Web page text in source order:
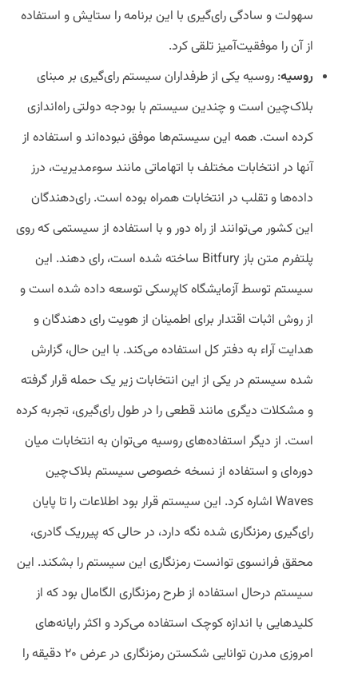
سهولت و سادگی رای‌گیری با این برنامه را ستایش و استفاده
از آن را موفقیت‌آمیز تلقی کرد.
روسیه: روسیه یکی از طرفداران سیستم رای‌گیری بر مبنای
بلاک‌چین است و چندین سیستم با بودجه دولتی راه‌اندازی
کرده است. همه این سیستم‌ها موفق نبوده‌اند و استفاده از
آنها در انتخابات مختلف با اتهاماتی مانند سوء‌مدیریت، درز
داده‌ها و تقلب در انتخابات همراه بوده است. رای‌دهندگان
این کشور می‌توانند از راه دور و با استفاده از سیستمی که روی
پلتفرم متن باز Bitfury ساخته شده است، رای دهند. این
سیستم توسط آزمایشگاه کاپرسکی توسعه داده شده است و
از روش اثبات اقتدار برای اطمینان از هویت رای دهندگان و
هدایت آراء به دفتر کل استفاده می‌کند. با این حال، گزارش
شده سیستم در یکی از این انتخابات زیر یک حمله قرار گرفته
و مشکلات دیگری مانند قطعی را در طول رای‌گیری، تجربه کرده
است. از دیگر استفاده‌های روسیه می‌توان به انتخابات میان
‌دوره‌ای و استفاده از نسخه خصوصی سیستم بلاک‌چین
Waves اشاره کرد. این سیستم قرار بود اطلاعات را تا پایان
رای‌گیری رمزنگاری شده نگه‌ دارد، در حالی که پیرریک گادری،
محقق فرانسوی توانست رمزنگاری این سیستم را بشکند. این
سیستم درحال استفاده از طرح رمزنگاری الگامال بود که از
کلیدهایی با اندازه کوچک استفاده می‌کرد و اکثر رایانه‌های
امروزی مدرن توانایی شکستن رمزنگاری در عرض ۲۰ دقیقه را